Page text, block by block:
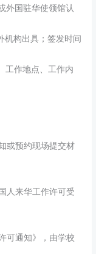
外国驻华使领馆认
机构出具；签发时间
工作地点、工作内
或预约现场提交材
人来华工作许可受
可通知》，由学校